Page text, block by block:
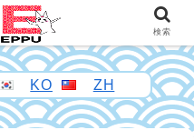
KO ZH
検索